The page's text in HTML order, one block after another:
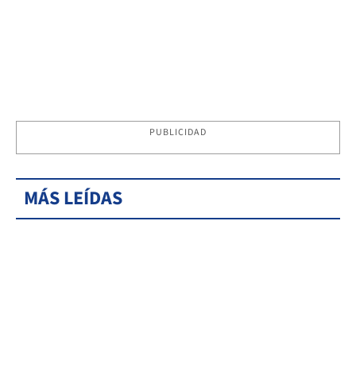
PUBLICIDAD
MÁS LEÍDAS